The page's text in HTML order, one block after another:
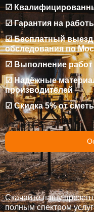
☑
☑ Гарантия на
☑ Бесплатный выезд
обследования по
☑ Выполнение работ
☑ Надёжные
производителей
☑ Скидка 5% от
Скачайте нашу
полным спектром